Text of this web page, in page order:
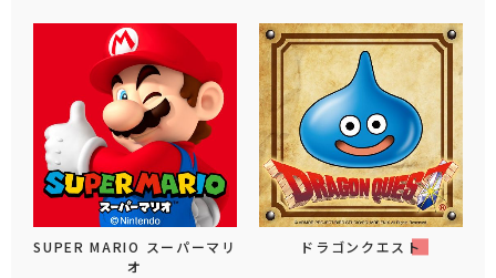
SUPER MARIO スーパーマリ
オ
ドラゴンクエスト